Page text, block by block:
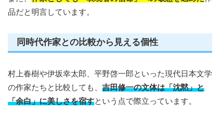
品だと明言しています。
同時代作家との比較から見える個性
村上春樹や伊坂幸太郎、平野啓一郎といった現代日本文学
の作家たちと比較しても、 吉田修一の文体は「沈黙」と
「余白」に美しさを宿すという点で際立っています。